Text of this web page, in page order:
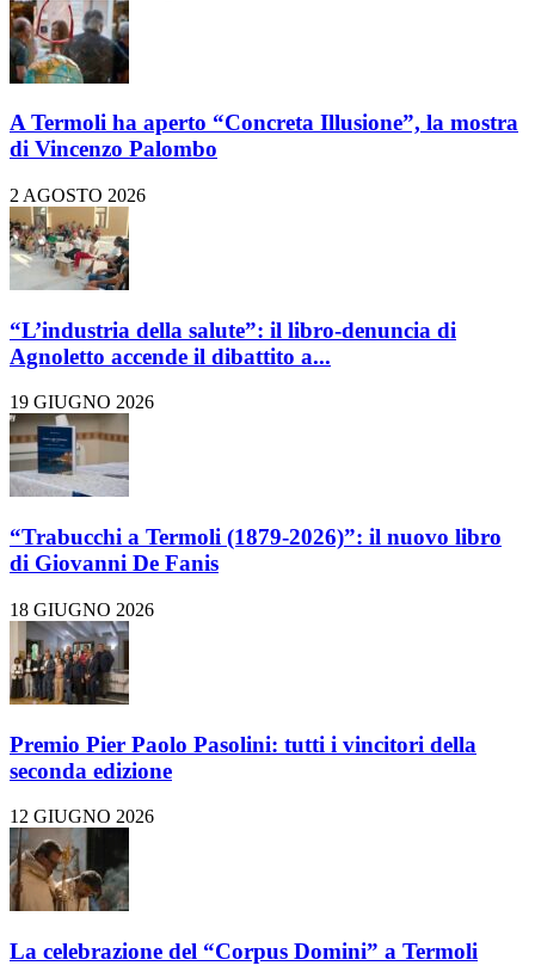
A Termoli ha aperto “Concreta Illusione”, la mostra
di Vincenzo Palombo
2 AGOSTO 2026
“L’industria della salute”: il libro-denuncia di
Agnoletto accende il dibattito a...
19 GIUGNO 2026
“Trabucchi a Termoli (1879-2026)”: il nuovo libro
di Giovanni De Fanis
18 GIUGNO 2026
Premio Pier Paolo Pasolini: tutti i vincitori della
seconda edizione
12 GIUGNO 2026
La celebrazione del “Corpus Domini” a Termoli